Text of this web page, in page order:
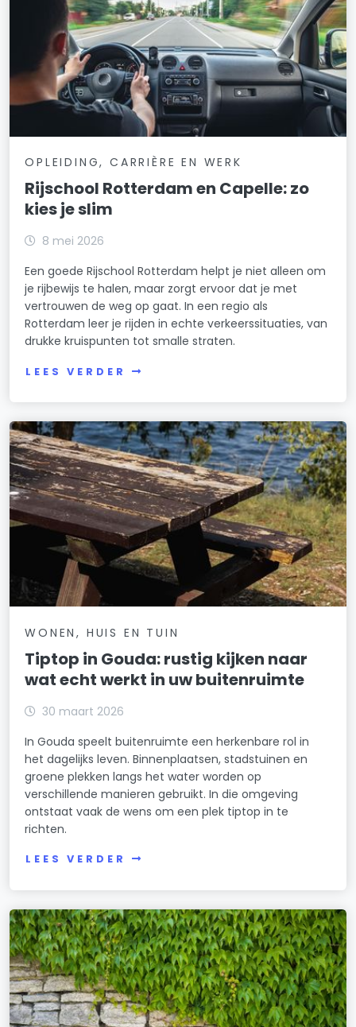
OPLEIDING, CARRIÈRE EN WERK
Rijschool Rotterdam en Capelle: zo
kies je slim
8 mei 2026
Een goede Rijschool Rotterdam helpt je niet alleen om
je rijbewijs te halen, maar zorgt ervoor dat je met
vertrouwen de weg op gaat. In een regio als
Rotterdam leer je rijden in echte verkeerssituaties, van
drukke kruispunten tot smalle straten.
LEES VERDER
WONEN, HUIS EN TUIN
Tiptop in Gouda: rustig kijken naar
wat echt werkt in uw buitenruimte
30 maart 2026
In Gouda speelt buitenruimte een herkenbare rol in
het dagelijks leven. Binnenplaatsen, stadstuinen en
groene plekken langs het water worden op
verschillende manieren gebruikt. In die omgeving
ontstaat vaak de wens om een plek tiptop in te
richten.
LEES VERDER